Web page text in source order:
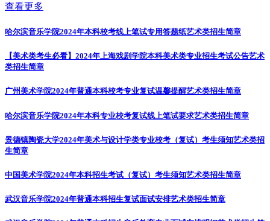
查看更多
哈尔滨音乐学院2024年本科校考线上笔试专用答题纸艺术类招生简章
【美术类考生必看】2024年上海戏剧学院本科美术类专业招生考试公告艺术
类招生简章
广州美术学院2024年普通本科校考专业复试温馨提醒艺术类招生简章
哈尔滨音乐学院2024年本科专业校考复试线上笔试要求艺术类招生简章
景德镇陶瓷大学2024年美术与设计学类专业校考（复试）考生须知艺术类招
生简章
中国美术学院2024年本科招生考试（复试）考生须知艺术类招生简章
武汉音乐学院2024年普通本科招生复试面试安排艺术类招生简章